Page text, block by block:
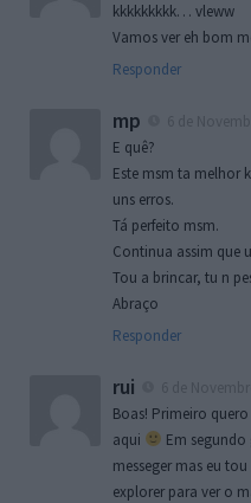
kkkkkkkkk… vleww
Vamos ver eh bom
Responder
mp
E quê?
Este msm ta melhor
uns erros.
Tá perfeito msm.
Continua assim que
Tou a brincar, tu n
Abraço
Responder
rui
Boas! Primeiro
aqui
Em
messeger mas eu
explorer para ver o